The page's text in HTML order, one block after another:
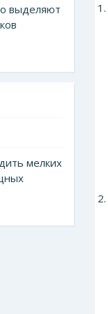
выделяют
мелких